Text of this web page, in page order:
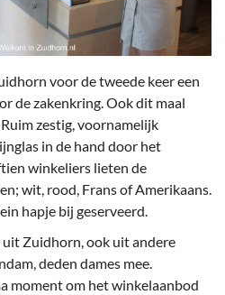
voor de tweede keer een
de zakenkring. Ook dit maal
zestig, voornamelijk
in de hand door het
winkeliers lieten de
wit, rood, Frans of Amerikaans.
hapje bij geserveerd.
uit Zuidhorn, ook uit andere
deden dames mee.
moment om het winkelaanbod